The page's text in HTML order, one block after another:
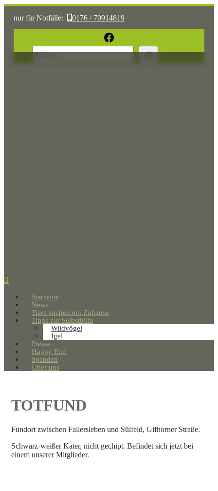
nur für Notfälle: 0176 / 70914819
Sonst: tierhilfe.wolfsburg@t-online.de
Facebook
Startseite
News
Tiere suchen ein Zuhause
Tipps zur Selbsthilfe
Wildvögel
Igel
Presse
Happy End
Spenden
Über uns
TOTFUND
Fundort zwischen Fallersleben und Sülfeld, Gifhorner Straße.
Schwarz-weißer Kater, nicht gechipt. Befindet sich jetzt bei
einem unserer Mitglieder.